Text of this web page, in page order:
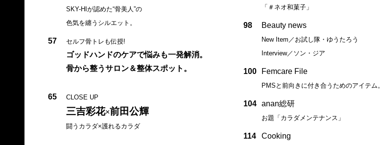
SKY-HIが認めた“骨美人”の
色気を纏うシルエット。
57 セルフ骨トレも伝授!
ゴッドハンドのケアで悩みも一発解消。
骨から整うサロン＆整体スポット。
65 CLOSE UP
三吉彩花×前田公輝
闘うカラダ×護れるカラダ
「＃ネオ和菓子」
98 Beauty news
New Item／お試し隊・ゆうたろう
Interview／ソン・ジア
100 Femcare File
PMSと前向きに付き合うためのアイテム。
104 anan総研
お題「カラダメンテナンス」
114 Cooking